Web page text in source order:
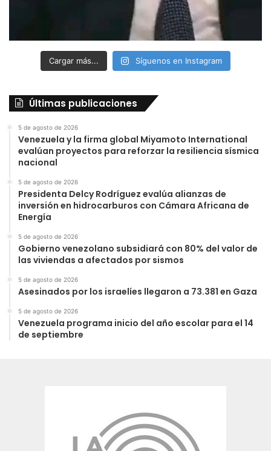
Cargar más... Síguenos en Instagram
Últimas publicaciones
5 de agosto de 2026
Venezuela y la firma global Miyamoto International
evalúan proyectos para reforzar la resiliencia sísmica
nacional
5 de agosto de 2026
Presidenta Delcy Rodríguez evalúa alianzas de
inversión en hidrocarburos con Cámara Africana de
Energía
5 de agosto de 2026
Gobierno venezolano subsidiará con 80% del valor de
las viviendas a afectados por sismos
5 de agosto de 2026
Asesinados por los israelíes llegaron a 73.381 en Gaza
5 de agosto de 2026
Venezuela programa inicio del año escolar para el 14
de septiembre